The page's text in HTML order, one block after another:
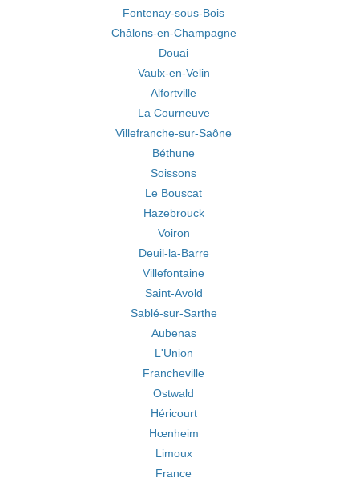
Fontenay-sous-Bois
Châlons-en-Champagne
Douai
Vaulx-en-Velin
Alfortville
La Courneuve
Villefranche-sur-Saône
Béthune
Soissons
Le Bouscat
Hazebrouck
Voiron
Deuil-la-Barre
Villefontaine
Saint-Avold
Sablé-sur-Sarthe
Aubenas
L'Union
Francheville
Ostwald
Héricourt
Hœnheim
Limoux
France